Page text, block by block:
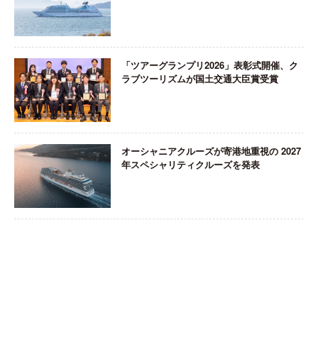
「ツアーグランプリ2026」表彰式開催、ク
ラブツーリズムが国土交通大臣賞受賞
オーシャニアクルーズが寄港地重視の 2027
年スペシャリティクルーズを発表